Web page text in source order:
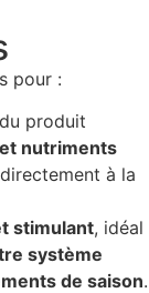
pour :
du produit
nutriments
à la
stimulant, idéal
système
de saison.